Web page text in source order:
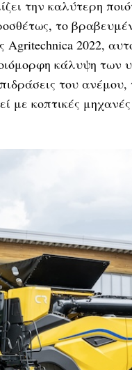
την καλύτερη
το
2022,
κάλυψη των
του ανέμου,
με κοπτικές